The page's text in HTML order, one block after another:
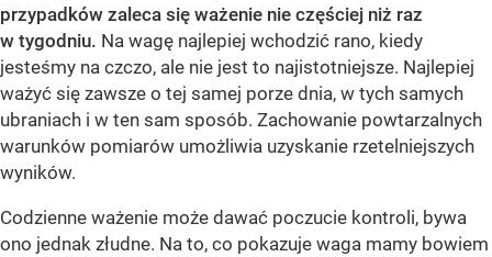
przypadków zaleca się ważenie nie częściej niż raz
w tygodniu. Na wagę najlepiej wchodzić rano, kiedy
jesteśmy na czczo, ale nie jest to najistotniejsze. Najlepiej
ważyć się zawsze o tej samej porze dnia, w tych samych
ubraniach i w ten sam sposób. Zachowanie powtarzalnych
warunków pomiarów umożliwia uzyskanie rzetelniejszych
wyników.
Codzienne ważenie może dawać poczucie kontroli, bywa
ono jednak złudne. Na to, co pokazuje waga mamy bowiem